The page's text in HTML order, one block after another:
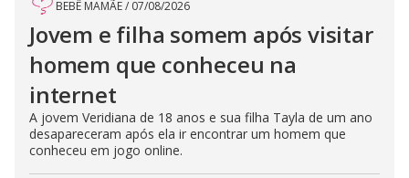
BEBÊ MAMÃE/ 07/08/2026
Jovem e filha somem após visitar
homem que conheceu na
internet
A jovem Veridiana de 18 anos e sua filha Tayla de um ano
desapareceram após ela ir encontrar um homem que
conheceu em jogo online.